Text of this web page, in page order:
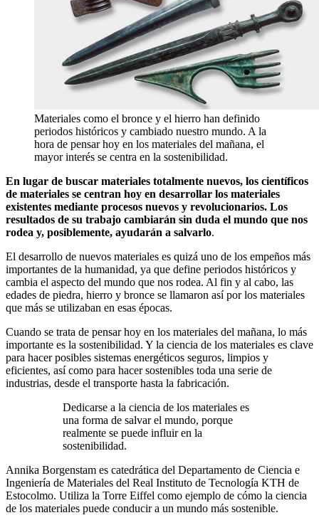
Materiales como el bronce y el hierro han definido
periodos históricos y cambiado nuestro mundo. A la
hora de pensar hoy en los materiales del mañana, el
mayor interés se centra en la sostenibilidad.
En lugar de buscar materiales totalmente nuevos, los científicos
de materiales se centran hoy en desarrollar los materiales
existentes mediante procesos nuevos y revolucionarios. Los
resultados de su trabajo cambiarán sin duda el mundo que nos
rodea y, posiblemente, ayudarán a salvarlo.
El desarrollo de nuevos materiales es quizá uno de los empeños más
importantes de la humanidad, ya que define periodos históricos y
cambia el aspecto del mundo que nos rodea. Al fin y al cabo, las
edades de piedra, hierro y bronce se llamaron así por los materiales
que más se utilizaban en esas épocas.
Cuando se trata de pensar hoy en los materiales del mañana, lo más
importante es la sostenibilidad. Y la ciencia de los materiales es clave
para hacer posibles sistemas energéticos seguros, limpios y
eficientes, así como para hacer sostenibles toda una serie de
industrias, desde el transporte hasta la fabricación.
Dedicarse a la ciencia de los materiales es
una forma de salvar el mundo, porque
realmente se puede influir en la
sostenibilidad.
Annika Borgenstam es catedrática del Departamento de Ciencia e
Ingeniería de Materiales del Real Instituto de Tecnología KTH de
Estocolmo. Utiliza la Torre Eiffel como ejemplo de cómo la ciencia
de los materiales puede conducir a un mundo más sostenible.